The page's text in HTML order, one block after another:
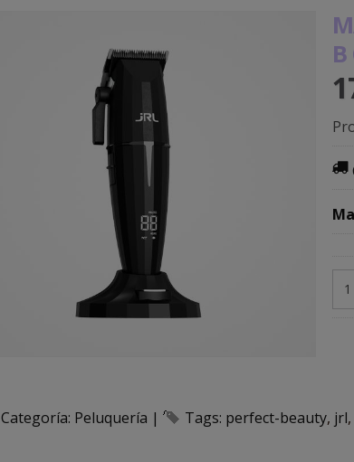
B
Categoría: Peluquería | Tags: perfect-beauty jrl